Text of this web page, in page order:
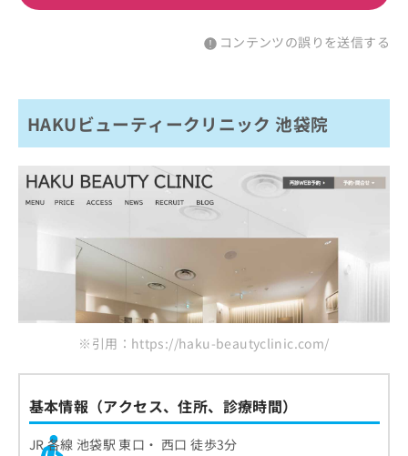
コンテンツの誤りを送信する
HAKUビューティークリニック 池袋院
※引用：https://haku-beautyclinic.com/
基本情報（アクセス、住所、診療時間）
JR 各線 池袋駅 東口・ 西口 徒歩3分